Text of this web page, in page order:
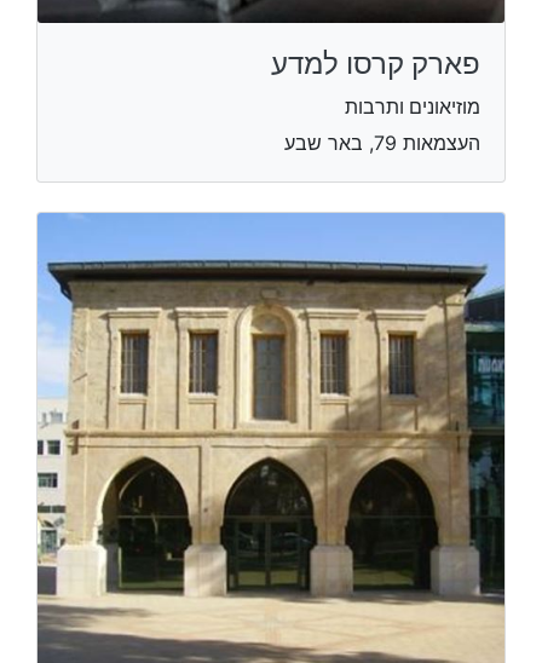
פארק קרסו למדע
מוזיאונים ותרבות
העצמאות 79, באר שבע